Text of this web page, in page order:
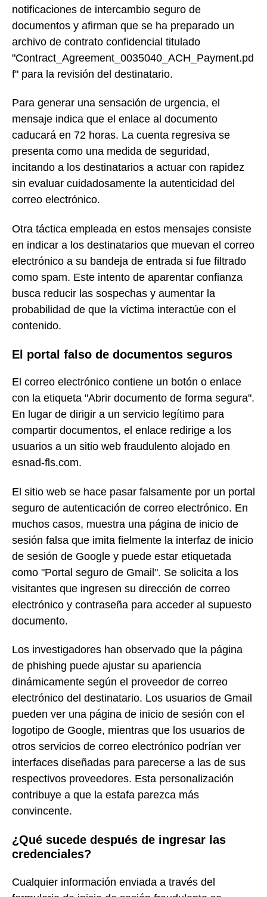
notificaciones de intercambio seguro de
documentos y afirman que se ha preparado un
archivo de contrato confidencial titulado
"Contract_Agreement_0035040_ACH_Payment.pd
f" para la revisión del destinatario.
Para generar una sensación de urgencia, el
mensaje indica que el enlace al documento
caducará en 72 horas. La cuenta regresiva se
presenta como una medida de seguridad,
incitando a los destinatarios a actuar con rapidez
sin evaluar cuidadosamente la autenticidad del
correo electrónico.
Otra táctica empleada en estos mensajes consiste
en indicar a los destinatarios que muevan el correo
electrónico a su bandeja de entrada si fue filtrado
como spam. Este intento de aparentar confianza
busca reducir las sospechas y aumentar la
probabilidad de que la víctima interactúe con el
contenido.
El portal falso de documentos seguros
El correo electrónico contiene un botón o enlace
con la etiqueta "Abrir documento de forma segura".
En lugar de dirigir a un servicio legítimo para
compartir documentos, el enlace redirige a los
usuarios a un sitio web fraudulento alojado en
esnad-fls.com.
El sitio web se hace pasar falsamente por un portal
seguro de autenticación de correo electrónico. En
muchos casos, muestra una página de inicio de
sesión falsa que imita fielmente la interfaz de inicio
de sesión de Google y puede estar etiquetada
como "Portal seguro de Gmail". Se solicita a los
visitantes que ingresen su dirección de correo
electrónico y contraseña para acceder al supuesto
documento.
Los investigadores han observado que la página
de phishing puede ajustar su apariencia
dinámicamente según el proveedor de correo
electrónico del destinatario. Los usuarios de Gmail
pueden ver una página de inicio de sesión con el
logotipo de Google, mientras que los usuarios de
otros servicios de correo electrónico podrían ver
interfaces diseñadas para parecerse a las de sus
respectivos proveedores. Esta personalización
contribuye a que la estafa parezca más
convincente.
¿Qué sucede después de ingresar las
credenciales?
Cualquier información enviada a través del